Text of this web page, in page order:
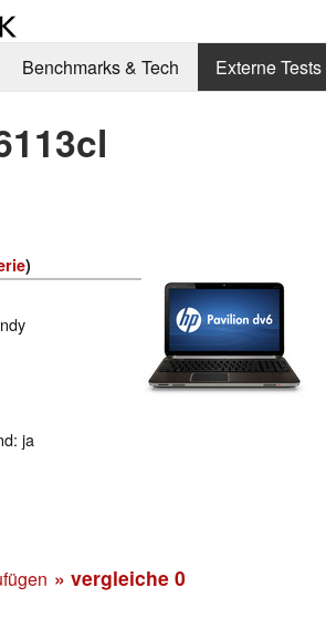
Benchmarks & Tech Externe Tests
)
ja
» vergleiche 0